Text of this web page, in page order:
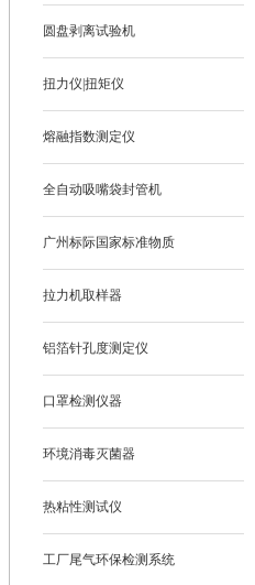
圆盘剥离试验机
扭力仪|扭矩仪
熔融指数测定仪
全自动吸嘴袋封管机
广州标际国家标准物质
拉力机取样器
铝箔针孔度测定仪
口罩检测仪器
环境消毒灭菌器
热粘性测试仪
工厂尾气环保检测系统